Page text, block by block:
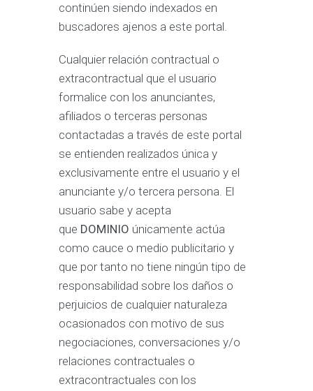
continúen siendo indexados en
buscadores ajenos a este portal.
Cualquier relación contractual o
extracontractual que el usuario
formalice con los anunciantes,
afiliados o terceras personas
contactadas a través de este portal
se entienden realizados única y
exclusivamente entre el usuario y el
anunciante y/o tercera persona. El
usuario sabe y acepta
que DOMINIO únicamente actúa
como cauce o medio publicitario y
que por tanto no tiene ningún tipo de
responsabilidad sobre los daños o
perjuicios de cualquier naturaleza
ocasionados con motivo de sus
negociaciones, conversaciones y/o
relaciones contractuales o
extracontractuales con los